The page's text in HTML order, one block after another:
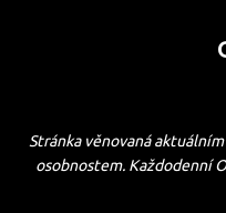
Stránka věnovaná
osobnostem. Každodenní